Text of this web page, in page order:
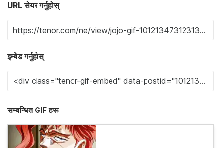
URL सेयर गर्नुहोस्
इम्बेड गर्नुहोस्
सम्बन्धित GIF हरू